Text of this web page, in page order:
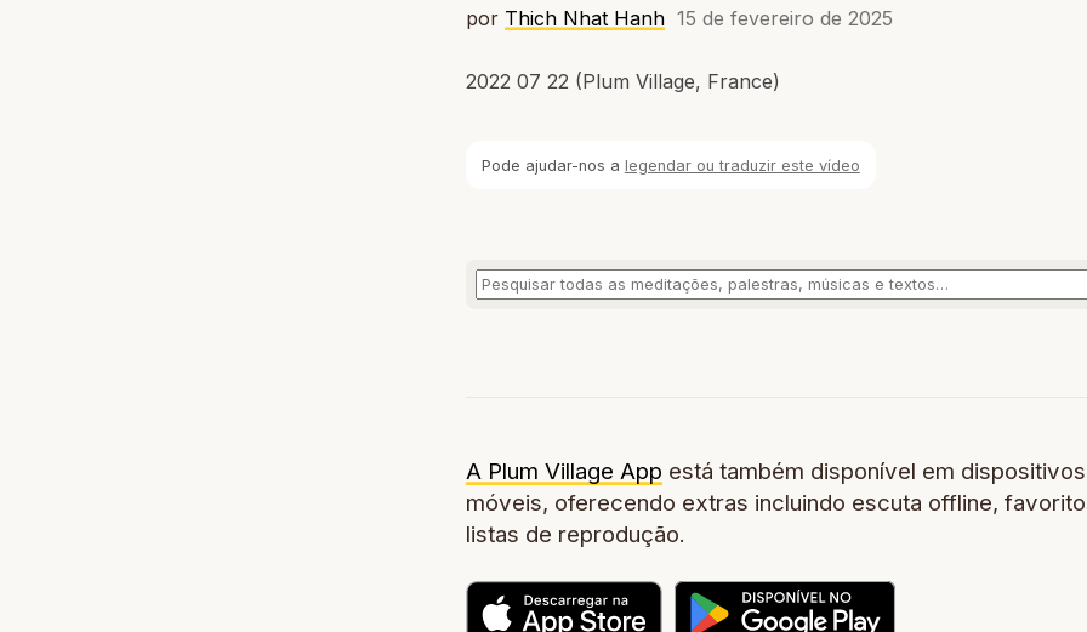
por Thich Nhat Hanh 15 de fevereiro de 2025
2022 07 22 (Plum Village, France)
Pode ajudar-nos a legendar ou traduzir este vídeo
A Plum Village App está também disponível em dispositivos
móveis, oferecendo extras incluindo escuta offline,
listas de reprodução.